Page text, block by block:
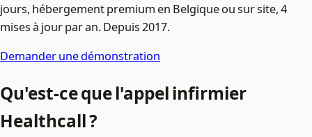
jours, hébergement premium en Belgique ou sur site, 4
mises à jour par an. Depuis 2017.
Demander une démonstration
Qu'est-ce que l'appel infirmier
Healthcall ?